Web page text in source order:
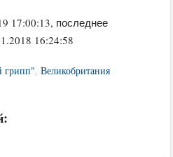
17:00:13, последнее
16:24:58
грипп",Великобритания